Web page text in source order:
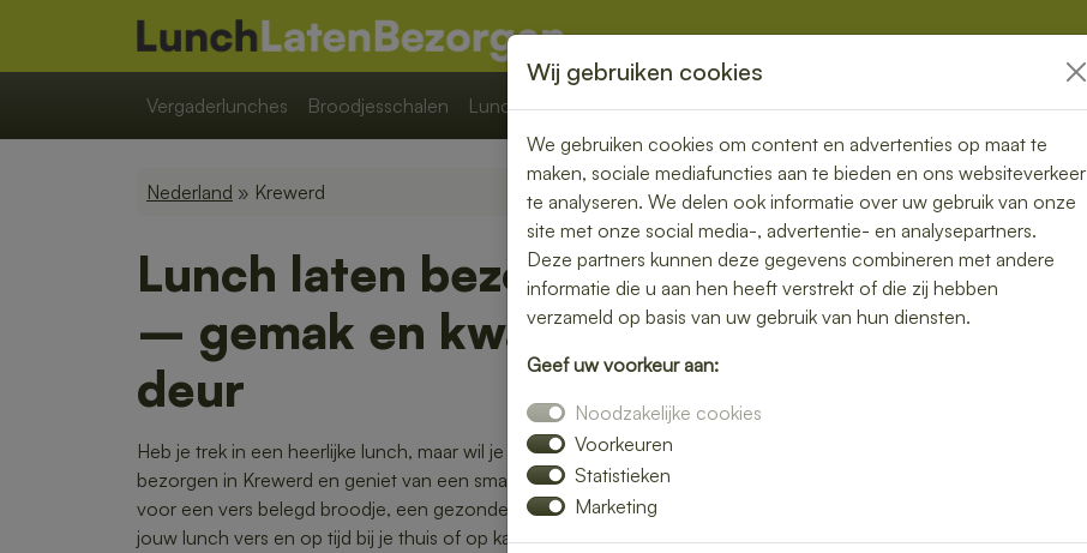
Vergaderlunches Broodjesschalen Lunchpakketten Overige
Nederland » Krewerd
Lunch laten bezorgen in Krewerd
– gemak en kwaliteit aan je
deur
Heb je trek in een heerlijke lunch, maar wil je liever niet zelf de keuken in? Laat je lunch
bezorgen in Krewerd en geniet van een smaakvolle maaltijd zonder moeite. Of je nu kiest
voor een vers belegd broodje, een gezonde salade of een warme maaltijd – wij brengen
jouw lunch vers en op tijd bij je thuis of op kantoor.
Wij gebruiken cookies
We gebruiken cookies om content en advertenties op maat te
maken, sociale mediafuncties aan te bieden en ons websiteverkeer
te analyseren. We delen ook informatie over uw gebruik van onze
site met onze social media-, advertentie- en analysepartners.
Deze partners kunnen deze gegevens combineren met andere
informatie die u aan hen heeft verstrekt of die zij hebben
verzameld op basis van uw gebruik van hun diensten.
Geef uw voorkeur aan:
Noodzakelijke cookies
Voorkeuren
Statistieken
Marketing